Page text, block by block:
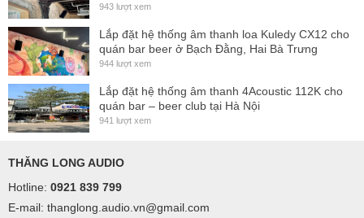
943 lượt xem
Lắp đặt hệ thống âm thanh loa Kuledy CX12 cho
quán bar beer ở Bạch Đằng, Hai Bà Trưng
944 lượt xem
Lắp đặt hệ thống âm thanh 4Acoustic 112K cho
quán bar – beer club tại Hà Nội
941 lượt xem
THĂNG LONG AUDIO
Hotline: 0921 839 799
E-mail: thanglong.audio.vn@gmail.com